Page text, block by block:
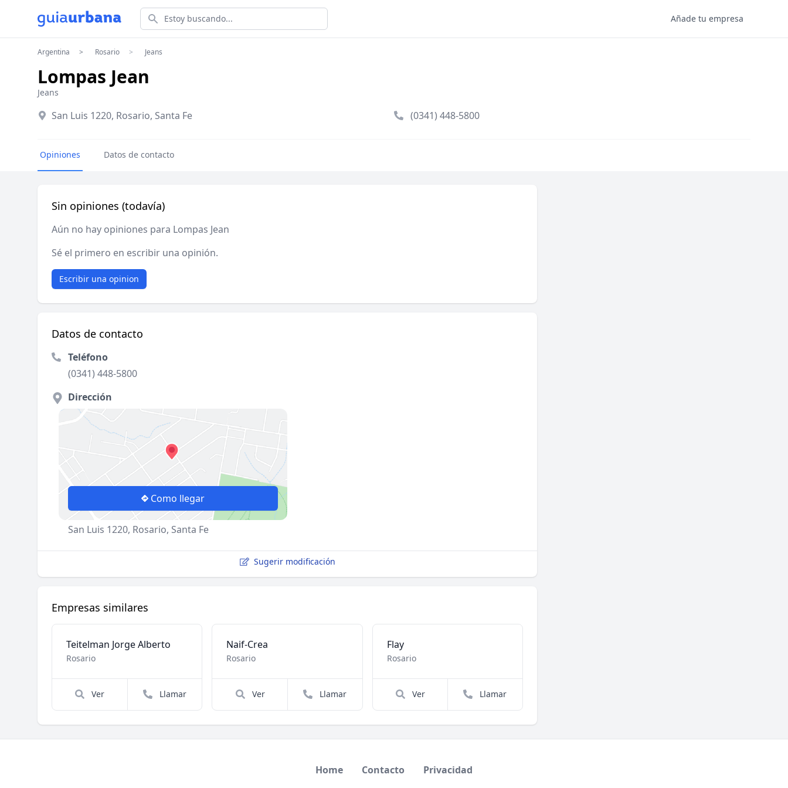
Estoy buscando... Añade tu empresa
Argentina Rosario Jeans
Lompas Jean
Jeans
San Luis 1220, Rosario, Santa Fe (0341) 448-5800
Opiniones Datos de contacto
Sin opiniones (todavía)
Aún no hay opiniones para Lompas Jean
Sé el primero en escribir una opinión.
Escribir una opinion
Datos de contacto
Teléfono
(0341) 448-5800
Dirección
Como llegar
San Luis 1220, Rosario, Santa Fe
Sugerir modificación
Empresas similares
Teitelman Jorge Alberto
Rosario
Ver Llamar
Naif-Crea
Rosario
Ver Llamar
Flay
Rosario
Ver Llamar
Home Contacto Privacidad